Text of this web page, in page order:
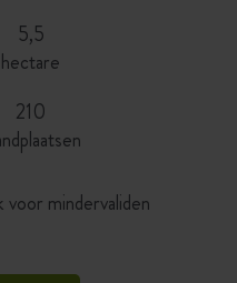
5,5
hectare
210
voor mindervaliden